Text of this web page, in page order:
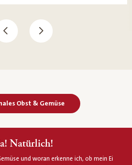
Obst & Gemüse
Natürlich!
und woran erkenne ich, ob mein Ei